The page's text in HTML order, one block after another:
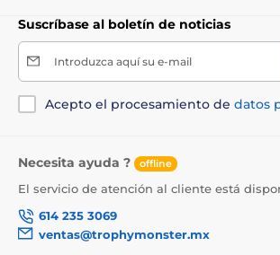
Suscríbase al boletín de noticias
Introduzca aquí su e-mail
Acepto el procesamiento de datos
Necesita ayuda ? offline
El servicio de atención al cliente está
614 235 3069
ventas@trophymonster.mx